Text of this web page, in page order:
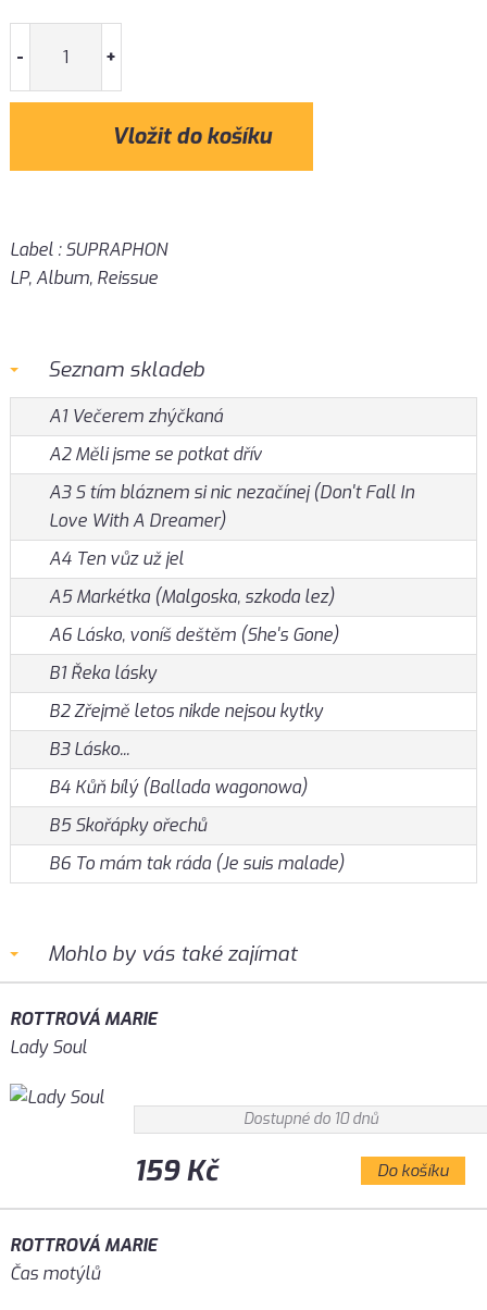
- +
Label : SUPRAPHON
LP, Album, Reissue
Seznam skladeb
A1 Večerem zhýčkaná
A2 Měli jsme se potkat dřív
A3 S tím bláznem si nic nezačínej (Don't Fall In
Love With A Dreamer)
A4 Ten vůz už jel
A5 Markétka (Malgoska, szkoda lez)
A6 Lásko, voníš deštěm (She's Gone)
B1 Řeka lásky
B2 Zřejmě letos nikde nejsou kytky
B3 Lásko...
B4 Kůň bílý (Ballada wagonowa)
B5 Skořápky ořechů
B6 To mám tak ráda (Je suis malade)
Mohlo by vás také zajímat
ROTTROVÁ MARIE
Lady Soul
Dostupné do 10 dnů
159 Kč Do košíku
ROTTROVÁ MARIE
Čas motýlů